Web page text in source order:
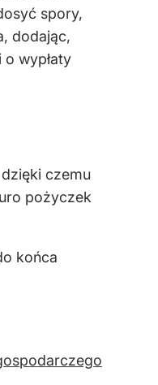
spory,
dodając,
wypłaty
czemu
pożyczek
końca